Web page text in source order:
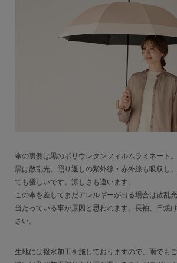
傘の裏側は黒のポリウレタンフィルムラミネート。
黒は散乱光、照り返しの紫外線・赤外線も吸収し
ても優しいです。涼しさも違います。
この傘を差してまだアレルギーが出る場合は散乱
当たっている事が原因と思われます。長袖、日焼
さい。
生地には撥水加工を施しておりますので、雨でも